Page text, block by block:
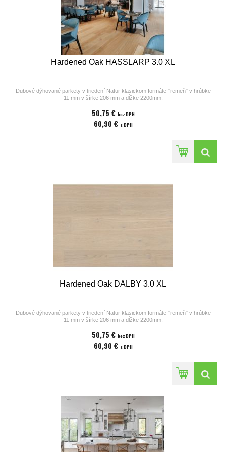
Hardened Oak HASSLARP 3.0 XL
Dubové dýhované parkety v triedení Natur klasickom formáte "remeň" v hrúbke
11 mm v šírke 206 mm a dĺžke 2200mm.
úprava parkiet pozostáva z laku v odtieni
Misty White, ostrých hrán a hladkého povrchu bez kartáča. Cena za 1m2
50,75 € bez DPH
60,90 € s DPH
Hardened Oak DALBY 3.0 XL
Dubové dýhované parkety v triedení Natur klasickom formáte "remeň" v hrúbke
11 mm v šírke 206 mm a dĺžke 2200mm.
úprava parkiet pozostáva z laku v odtieni
Powder White, ostrých hrán a hladkého povrchu bez kartáča. Cena za 1m2
50,75 € bez DPH
60,90 € s DPH